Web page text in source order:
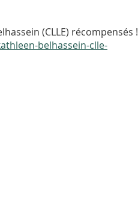
(CLLE) récompensés !
belhassein-clle-